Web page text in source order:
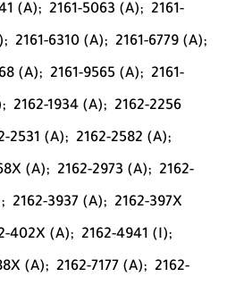
(A); 2161-5063 (A); 2161-
2161-6310 (A); 2161-6779 (A);
(A); 2161-9565 (A); 2161-
2162-1934 (A); 2162-2256
2531 (A); 2162-2582 (A);
(A); 2162-2973 (A); 2162-
2162-3937 (A); 2162-397X
402X (A); 2162-4941 (I);
(A); 2162-7177 (A); 2162-